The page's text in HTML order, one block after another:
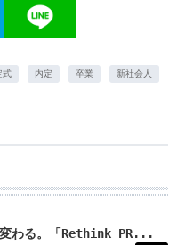
式 内定 卒業 新社会人
変わる。「Rethink PR...